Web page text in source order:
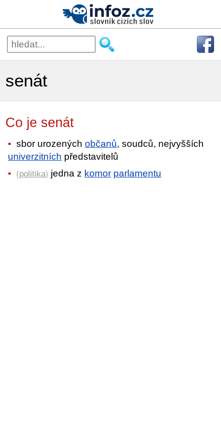
senát
Co je senát
sbor urozenýchobčanů, soudců, nejvyšších
univerzitních představitelů
(politika) jedna z komor parlamentu